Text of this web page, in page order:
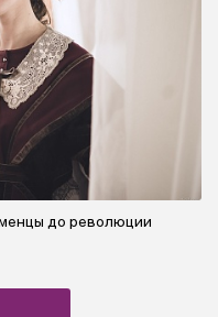
до революции